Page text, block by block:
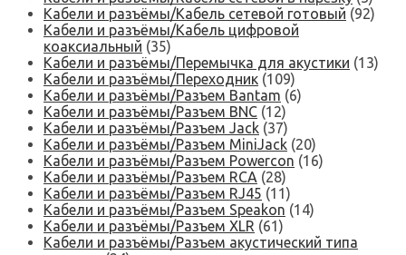
Кабели и разъёмы/Кабель сетевой готовый (92)
Кабели и разъёмы/Кабель цифровой
коаксиальный (35)
Кабели и разъёмы/Перемычка для акустики (13)
Кабели и разъёмы/Переходник (109)
Кабели и разъёмы/Разъем Bantam (6)
Кабели и разъёмы/Разъем BNC (12)
Кабели и разъёмы/Разъем Jack (37)
Кабели и разъёмы/Разъем MiniJack (20)
Кабели и разъёмы/Разъем Powercon (16)
Кабели и разъёмы/Разъем RCA (28)
Кабели и разъёмы/Разъем RJ45 (11)
Кабели и разъёмы/Разъем Speakon (14)
Кабели и разъёмы/Разъем XLR (61)
Кабели и разъёмы/Разъем акустический типа